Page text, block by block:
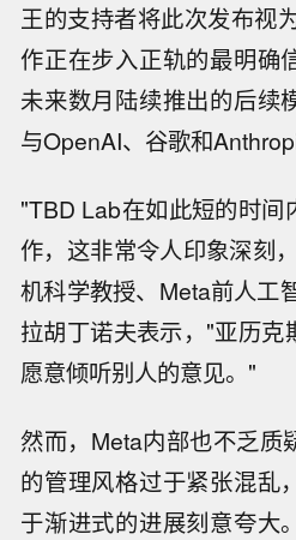
王的支持者将此次发布视
作正在步入正轨的最明确
未来数月陆续推出的后续
与OpenAI、谷歌和
"TBD Lab在如此短的时间
作，这非常令人印象深刻
机科学教授、Meta前人工
拉胡丁诺夫表示，"亚历克
愿意倾听别人的意见。"
然而，Meta内部也不乏质
的管理风格过于紧张混乱
于渐进式的进展刻意夸大